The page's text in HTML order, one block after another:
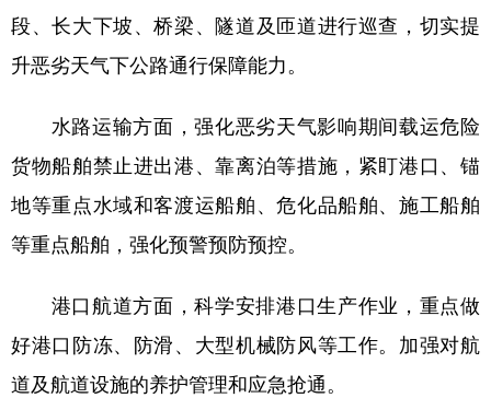
段、长大下坡、桥梁、隧道及匝道进行巡查，切实提
升恶劣天气下公路通行保障能力。
水路运输方面，强化恶劣天气影响期间载运危险
货物船舶禁止进出港、靠离泊等措施，紧盯港口、锚
地等重点水域和客渡运船舶、危化品船舶、施工船舶
等重点船舶，强化预警预防预控。
港口航道方面，科学安排港口生产作业，重点做
好港口防冻、防滑、大型机械防风等工作。加强对航
道及航道设施的养护管理和应急抢通。